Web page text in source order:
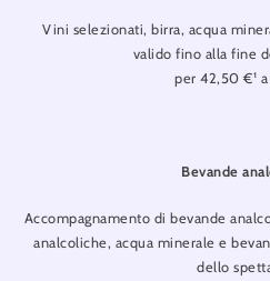
Vini selezionati, birra, acqua
valido fino alla fine
per 42,50 €¹
Bevande
Accompagnamento di bevande
analcoliche, acqua minerale e
dello